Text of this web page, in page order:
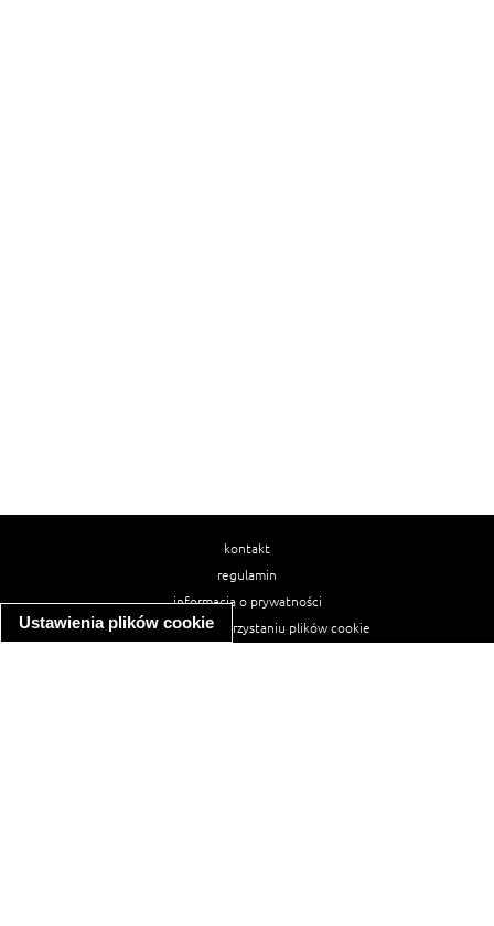
Ustawienia plików cookie
kontakt
regulamin
informacja o prywatności
informacja o wykorzystaniu plików cookie